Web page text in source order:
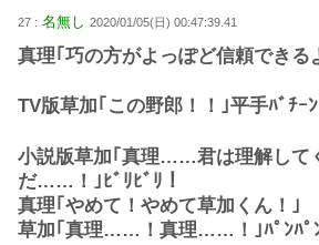
27 : 名無し 2020/01/05(日) 00:47:39.41
真理｢巧の方がよっぽど信頼できる
TV版草加｢この野郎！！｣平手ﾊﾞﾁｰ
小説版草加｢真理……君は理解して
だ……！｣ﾋﾞﾘﾋﾞﾘ！
真理｢やめて！やめて草加くん！｣
草加｢真理……！真理……！｣ﾊﾟﾝﾊﾟ